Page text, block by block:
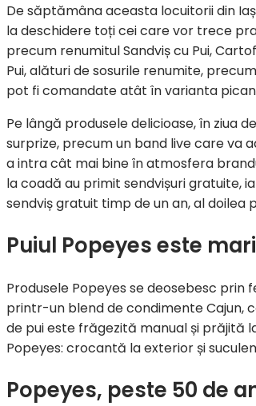
De săptămâna aceasta locuitorii din
la deschidere toți cei care vor trece
precum renumitul Sandviș cu Pui,
Pui, alături de sosurile renumite,
pot fi comandate atât în varianta
Pe lângă produsele delicioase, în ziua
surprize, precum un band live care va
a intra cât mai bine în atmosfera
la coadă au primit sendvișuri gratuite,
sendviș gratuit timp de un an, al doilea
Puiul Popeyes este
Produsele Popeyes se deosebesc prin
printr-un blend de condimente Cajun,
de pui este frăgezită manual și
Popeyes: crocantă la exterior și
Popeyes, peste 50 de